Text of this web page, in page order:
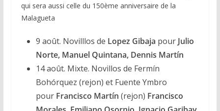
qui sera aussi celle du 150ème anniversaire de la
Malagueta
9 août. Novilllos de Lopez Gibaja pour Julio
Norte, Manuel Quintana, Dennis Martín
14 août. Mixte. Novillos de Fermín
Bohórquez (rejon) et Fuente Ymbro
pour Francisco Martín (rejon) Francisco